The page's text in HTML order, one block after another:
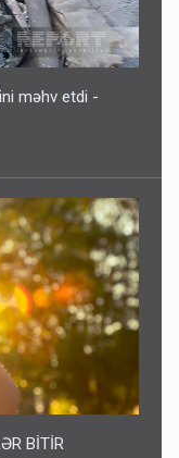
məhv etdi -
BİTİR